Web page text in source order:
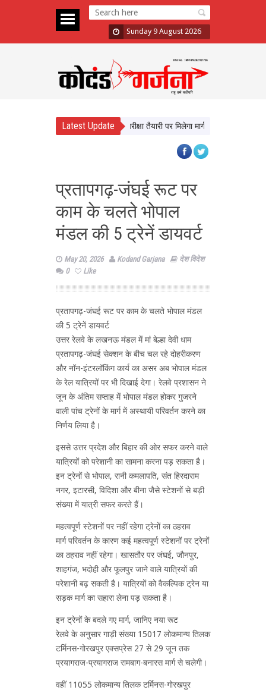
Sunday 9 August 2026
Latest Update
सीखेंगे यूपी के छात्र, करियर और परीक्षा तैयारी पर मिलेगा मार्गदर्शन
प्रतापगढ़-जंघई रूट पर
काम के चलते भोपाल
मंडल की 5 ट्रेनें डायवर्ट
May 20, 2026 Kodand Garjana
देश विदेश
0
Like
प्रतापगढ़-जंघई रूट पर काम के चलते भोपाल मंडल
की 5 ट्रेनें डायवर्ट
उत्तर रेलवे के लखनऊ मंडल में मां बेल्हा देवी धाम
प्रतापगढ़-जंघई सेक्शन के बीच चल रहे दोहरीकरण
और नॉन-इंटरलॉकिंग कार्य का असर अब भोपाल मंडल
के रेल यात्रियों पर भी दिखाई देगा। रेलवे प्रशासन ने
जून के अंतिम सप्ताह में भोपाल मंडल होकर गुजरने
वाली पांच ट्रेनों के मार्ग में अस्थायी परिवर्तन करने का
निर्णय लिया है।
इससे उत्तर प्रदेश और बिहार की ओर सफर करने वाले
यात्रियों को परेशानी का सामना करना पड़ सकता है।
इन ट्रेनों से भोपाल, रानी कमलापति, संत हिरदाराम
नगर, इटारसी, विदिशा और बीना जैसे स्टेशनों से बड़ी
संख्या में यात्री सफर करते हैं।
महत्वपूर्ण स्टेशनों पर नहीं रहेगा ट्रेनों का ठहराव
मार्ग परिवर्तन के कारण कई महत्वपूर्ण स्टेशनों पर ट्रेनों
का ठहराव नहीं रहेगा। खासतौर पर जंघई, जौनपुर,
शाहगंज, भदोही और फूलपुर जाने वाले यात्रियों की
परेशानी बढ़ सकती है। यात्रियों को वैकल्पिक ट्रेन या
सड़क मार्ग का सहारा लेना पड़ सकता है।
इन ट्रेनों के बदले गए मार्ग, जानिए नया रूट
रेलवे के अनुसार गाड़ी संख्या 15017 लोकमान्य तिलक
टर्मिनस-गोरखपुर एक्सप्रेस 27 से 29 जून तक
प्रयागराज-प्रयागराज रामबाग-बनारस मार्ग से चलेगी।
वहीं 11055 लोकमान्य तिलक टर्मिनस-गोरखपुर